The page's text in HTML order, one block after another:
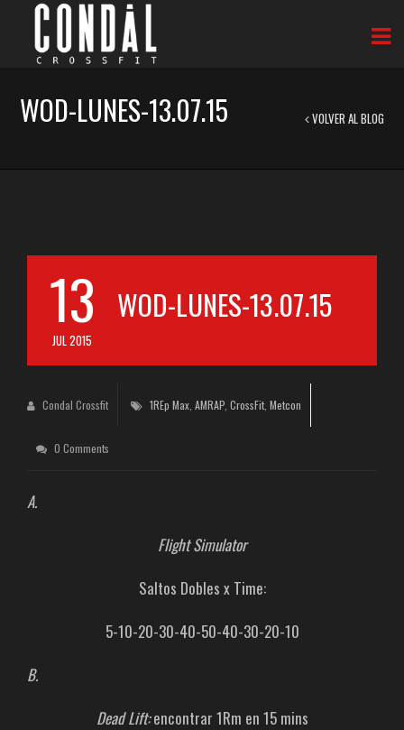
WOD-LUNES-13.07.15 VOLVER AL BLOG
13
JUL 2015
WOD-LUNES-13.07.15
Condal Crossfit 1REp Max AMRAP CrossFit Metcon
0 Comments
A.
Flight Simulator
Saltos Dobles x Time:
5-10-20-30-40-50-40-30-20-10
B.
Dead Lift:encontrar 1Rm en 15 mins